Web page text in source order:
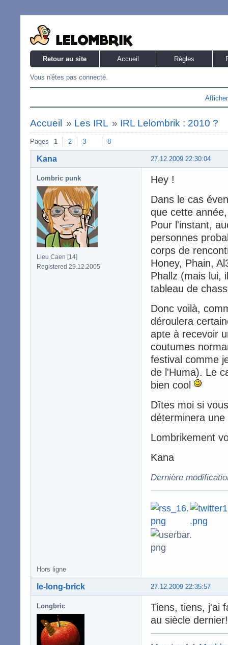
Retour au site Accueil Règles
Vous n'êtes pas connecté.
Accueil » Les IRL » IRL Lelombrik : 2010 ?
Pages 1 2 3 8
27.12.2009 22:30:04
Kana
Lombric punk
Lieu Caen [14]
Registered 29.12.2005
Hey !
Dans le cas
que cette
Pour l'instant,
personnes
corps de
Honey, Phain,
Phallz (mais lui,
tableau de
Donc voilà,
déroulera
apte à recevoir
coutumes
festival comme
de l'Huma). Le
bien cool
Dîtes moi si
déterminera
Lombrikement
Kana
Dernière
Hors ligne
27.12.2009 22:35:57
le-long-brick
Longbric
Tiens, tiens, j'ai
au siècle